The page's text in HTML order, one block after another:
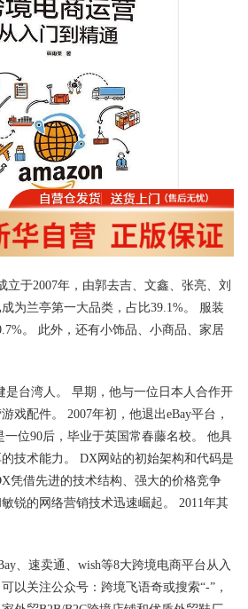
立于2007年，由郭去吉、文鑫、张亮、刘
为兰亭第一大品类，占比39.1%。 服装
。 此外，还有小饰品、小商品、家居
是台湾人。 早期，他与一位日本人合作开
戏配件。 2007年初，他退出eBay平台，
位90后，毕业于英国常春藤名校。 他具
技术能力。 DX网站的初始架构和代码是
凭借先进的技术结构、强大的价格竞争
锐的网络营销技术迅速崛起。 2011年其
、速卖通、wish等8大跨境电商平台从入
以关注公众号：跨境飞语奇或搜索“-”，